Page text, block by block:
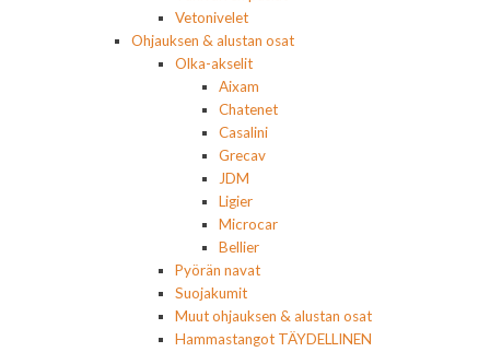
Vetonivelet
Ohjauksen & alustan osat
Olka-akselit
Aixam
Chatenet
Casalini
Grecav
JDM
Ligier
Microcar
Bellier
Pyörän navat
Suojakumit
Muut ohjauksen & alustan osat
Hammastangot TÄYDELLINEN